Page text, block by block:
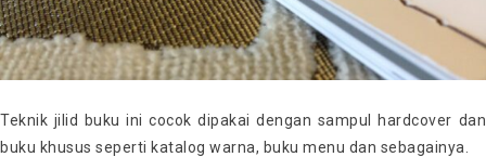
Teknik jilid buku ini cocok dipakai dengan sampul hardcover dan
buku khusus seperti katalog warna, buku menu dan sebagainya.